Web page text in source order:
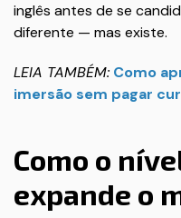
inglês antes de se
diferente — mas existe.
LEIA TAMBÉM: Como
imersão sem pagar
Como o
expande o